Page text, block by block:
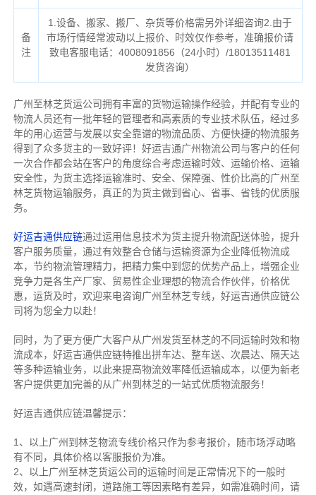
备
注
1.设备、搬家、搬厂、杂货等价格需另外详细咨询2.由于
市场行情经常波动以上报价、时效仅作参考，准确报价请
致电客服电话：4008091856（24小时）/18013511481
发货咨询）
广州至林芝货运公司拥有丰富的货物运输操作经验，并配有专业的
物流人员还有一批年轻的管理者和高素质的专业技术队伍，经过多
年的用心运营与发展以安全靠谱的物流品质、方便快捷的物流服务
得到了众多货主的一致好评！好运吉通广州物流公司与客户的任何
一次合作都会站在客户的角度综合考虑运输时效、运输价格、运输
安全性，为货主选择运输准时、安全、保障强、性价比高的广州至
林芝货物运输服务，真正的为货主做到省心、省事、省钱的优质服
务。
好运吉通供应链通过运用信息技术为货主提升物流配送体验，提升
客户服务质量，通过有效整合仓储与运输资源为企业降低物流成
本，节约物流管理精力，把精力集中到您的优势产品上，增强企业
竞争力是各生产厂家、贸易性企业理想的物流合作伙伴，价格优
惠，运货及时，欢迎来电咨询广州至林芝专线，好运吉通供应链公
司将为您全力以赴！
同时，为了更方便广大客户从广州发货至林芝的不同运输时效和物
流成本，好运吉通供应链特推出拼车达、整车送、次晨达、隔天达
等多种运输业务，以此来提高物流效率降低运输成本，以便为新老
客户提供更加完善的从广州到林芝的一站式优质物流服务！
好运吉通供应链温馨提示：
1、以上广州到林芝物流专线价格只作为参考报价，随市场浮动略
有不同，具体价格以客服报价为准。
2、以上广州 至林芝货运公司的运输时间是正常情况下的一般时
效，如遇高速封闭，道路施工等因素略有差异，如需准确时间，请